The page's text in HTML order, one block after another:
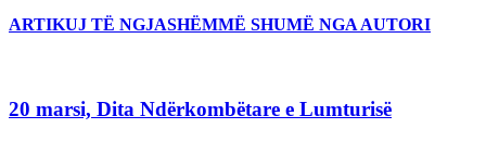
ARTIKUJ TË NGJASHËMMË SHUMË NGA AUTORI
20 marsi, Dita Ndërkombëtare e Lumturisë